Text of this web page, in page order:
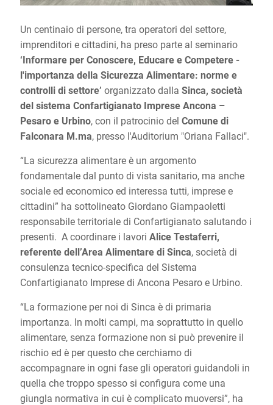
Un centinaio di persone, tra operatori del settore,
imprenditori e cittadini, ha preso parte al seminario
‘Informare per Conoscere, Educare e Competere -
l'importanza della Sicurezza Alimentare: norme e
controlli di settore’ organizzato dalla Sinca, società
del sistema Confartigianato Imprese Ancona –
Pesaro e Urbino, con il patrocinio del Comune di
Falconara M.ma, presso l'Auditorium "Oriana Fallaci".
“La sicurezza alimentare è un argomento
fondamentale dal punto di vista sanitario, ma anche
sociale ed economico ed interessa tutti, imprese e
cittadini” ha sottolineato Giordano Giampaoletti
responsabile territoriale di Confartigianato salutando i
presenti. A coordinare i lavori Alice Testaferri,
referente dell’Area Alimentare di Sinca, società di
consulenza tecnico-specifica del Sistema
Confartigianato Imprese di Ancona Pesaro e Urbino.
“La formazione per noi di Sinca è di primaria
importanza. In molti campi, ma soprattutto in quello
alimentare, senza formazione non si può prevenire il
rischio ed è per questo che cerchiamo di
accompagnare in ogni fase gli operatori guidandoli in
quella che troppo spesso si configura come una
giungla normativa in cui è complicato muoversi”, ha